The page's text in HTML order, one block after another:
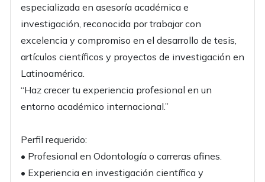
especializada en asesoría académica e
investigación, reconocida por trabajar con
excelencia y compromiso en el desarrollo de tesis,
artículos científicos y proyectos de investigación en
Latinoamérica.
“Haz crecer tu experiencia profesional en un
entorno académico internacional.”
Perfil requerido:
• Profesional en Odontología o carreras afines.
• Experiencia en investigación científica y